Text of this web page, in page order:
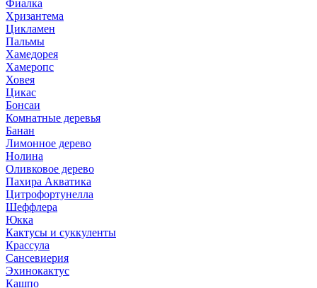
Фиалка
Хризантема
Цикламен
Пальмы
Хамедорея
Хамеропс
Ховея
Цикас
Бонсаи
Комнатные деревья
Банан
Лимонное дерево
Нолина
Оливковое дерево
Пахира Акватика
Цитрофортунелла
Шеффлера
Юкка
Кактусы и суккуленты
Крассула
Сансевиерия
Эхинокактус
Кашпо